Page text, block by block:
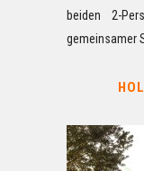
beiden 2-
gemeinsamer